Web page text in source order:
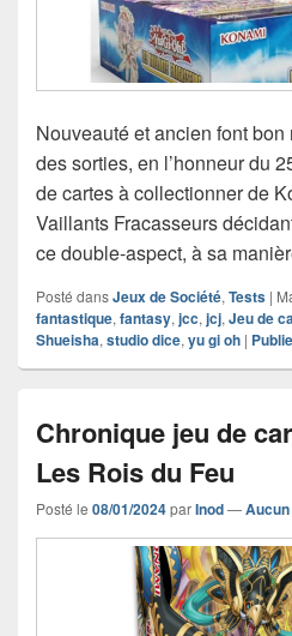
Nouveauté et ancien font
des sorties, en l’honneur du
de cartes à collectionner de
Vaillants Fracasseurs
ce double-aspect, à sa
Posté dansJeux de Société, Tests |
fantastique, fantasy, jcc, jcj, Jeu de
Shueisha, studio dice, yu gi oh |
Chronique jeu de
Les Rois du Feu
Posté le 08/01/2024parInod—